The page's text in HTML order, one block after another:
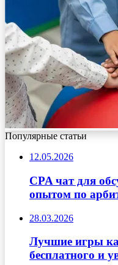
Популярные статьи
12.05.2026
CPA чат для
опытом по
28.03.2026
Лучшие игры
бесплатного и